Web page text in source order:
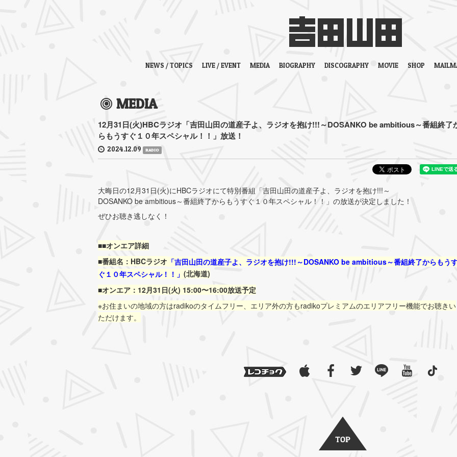
NEWS / TOPICS LIVE / EVENT MEDIA BIOGRAPHY DISCOGRAPHY MOVIE SHOP
MEDIA
12月31日(火)HBCラジオ「吉田山田の道産子よ、ラジオを抱け!!!～DOSANKO be ambitious～番組終了
らもうすぐ１０年スペシャル！！」放送！
2024.12.09 RADIO
大晦日の12月31日(火)にHBCラジオにて特別番組「吉田山田の道産子よ、ラジオを抱け!!!～
DOSANKO be ambitious～番組終了からもうすぐ１０年スペシャル！！」の放送が決定しました！
ぜひお聴き逃しなく！
■■オンエア詳細
■番組名： HBCラジオ 「吉田山田の道産子よ、ラジオを抱け!!!～DOSANKO be ambitious～番組終了からもう
ぐ１０年スペシャル！！」 (北海道)
■オンエア：12月31日(火) 15:00〜16:00放送予定
※お住まいの地域の方はradikoのタイムフリー、エリア外の方もradikoプレミアムのエリアフリー機能でお聴きい
ただけます。